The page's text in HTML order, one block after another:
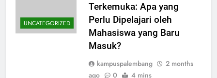
UNCATEGORIZED
Terkemuka: Apa yang
Perlu Dipelajari oleh
Mahasiswa yang Baru
Masuk?
kampuspalembang
2 months
ago
0 4 mins